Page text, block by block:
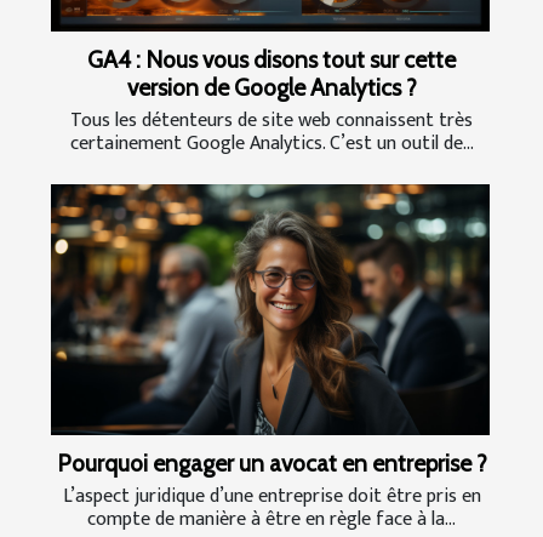
GA4 : Nous vous disons tout sur cette
version de Google Analytics ?
Tous les détenteurs de site web connaissent très
certainement Google Analytics. C’est un outil de...
Pourquoi engager un avocat en entreprise ?
L’aspect juridique d’une entreprise doit être pris en
compte de manière à être en règle face à la...